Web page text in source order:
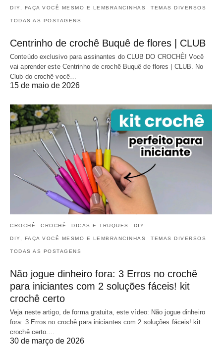
DIY, FAÇA VOCÊ MESMO E LEMBRANCINHAS TEMAS DIVERSOS
TODAS AS POSTAGENS
Centrinho de crochê Buquê de flores | CLUB
Conteúdo exclusivo para assinantes do CLUB DO CROCHÊ! Você
vai aprender este Centrinho de crochê Buquê de flores | CLUB. No
Club do crochê você…
15 de maio de 2026
CROCHÊ CROCHÊ DICAS E TRUQUES DIY
DIY, FAÇA VOCÊ MESMO E LEMBRANCINHAS TEMAS DIVERSOS
TODAS AS POSTAGENS
Não jogue dinheiro fora: 3 Erros no crochê
para iniciantes com 2 soluções fáceis! kit
crochê certo
Veja neste artigo, de forma gratuita, este vídeo: Não jogue dinheiro
fora: 3 Erros no crochê para iniciantes com 2 soluções fáceis! kit
crochê certo.…
30 de março de 2026